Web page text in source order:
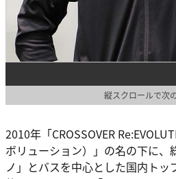
縦スクロールで次
2010年「CROSSOVER
ボリューション）」の名の下に、
ノ」とバスを中心とした国内トッ